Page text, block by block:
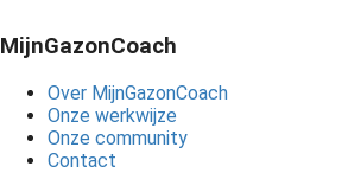
MijnGazonCoach
Over MijnGazonCoach
Onze werkwijze
Onze community
Contact